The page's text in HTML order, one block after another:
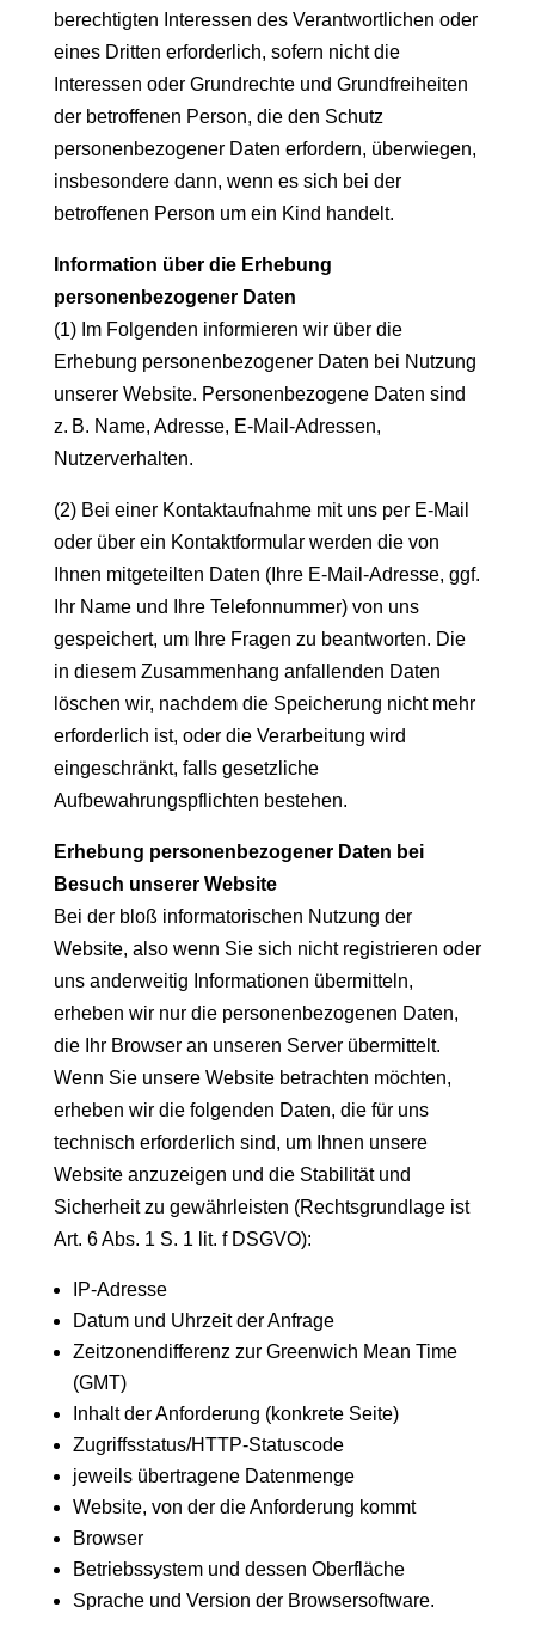
berechtigten Interessen des Verantwortlichen oder
eines Dritten erforderlich, sofern nicht die
Interessen oder Grundrechte und Grundfreiheiten
der betroffenen Person, die den Schutz
personenbezogener Daten erfordern, überwiegen,
insbesondere dann, wenn es sich bei der
betroffenen Person um ein Kind handelt.
Information über die Erhebung
personenbezogener Daten
(1) Im Folgenden informieren wir über die
Erhebung personenbezogener Daten bei Nutzung
unserer Website. Personenbezogene Daten sind
z. B. Name, Adresse, E-Mail-Adressen,
Nutzerverhalten.
(2) Bei einer Kontaktaufnahme mit uns per E-Mail
oder über ein Kontaktformular werden die von
Ihnen mitgeteilten Daten (Ihre E-Mail-Adresse, ggf.
Ihr Name und Ihre Telefonnummer) von uns
gespeichert, um Ihre Fragen zu beantworten. Die
in diesem Zusammenhang anfallenden Daten
löschen wir, nachdem die Speicherung nicht mehr
erforderlich ist, oder die Verarbeitung wird
eingeschränkt, falls gesetzliche
Aufbewahrungspflichten bestehen.
Erhebung personenbezogener Daten bei
Besuch unserer Website
Bei der bloß informatorischen Nutzung der
Website, also wenn Sie sich nicht registrieren oder
uns anderweitig Informationen übermitteln,
erheben wir nur die personenbezogenen Daten,
die Ihr Browser an unseren Server übermittelt.
Wenn Sie unsere Website betrachten möchten,
erheben wir die folgenden Daten, die für uns
technisch erforderlich sind, um Ihnen unsere
Website anzuzeigen und die Stabilität und
Sicherheit zu gewährleisten (Rechtsgrundlage ist
Art. 6 Abs. 1 S. 1 lit. f DSGVO):
IP-Adresse
Datum und Uhrzeit der Anfrage
Zeitzonendifferenz zur Greenwich Mean Time
(GMT)
Inhalt der Anforderung (konkrete Seite)
Zugriffsstatus/HTTP-Statuscode
jeweils übertragene Datenmenge
Website, von der die Anforderung kommt
Browser
Betriebssystem und dessen Oberfläche
Sprache und Version der Browsersoftware.